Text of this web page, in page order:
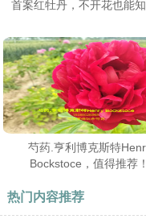
首案红牡丹，不开花也能
芍药.亨利博克斯特
Bockstoce，值得推荐！
热门内容推荐